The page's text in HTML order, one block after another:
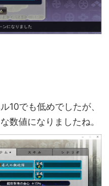
10でも低めでしたが、
数値になりましたね。